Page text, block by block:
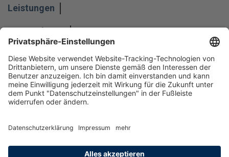
Leistungen
Unternehmen
Impressum
Datenschutzeinstellungen
Allgemeine Geschäftsbedingungen